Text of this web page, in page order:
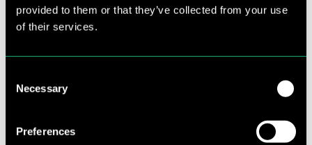
provided to them or that they’ve collected from your use
of their services.
Selection
Necessary
Preferences
WERKEN BIJ